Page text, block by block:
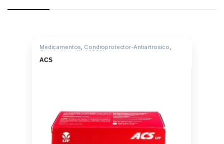
Medicamentos, Condroprotector-Antiartrosico,
Condroitin sulf. al 100%
ACS